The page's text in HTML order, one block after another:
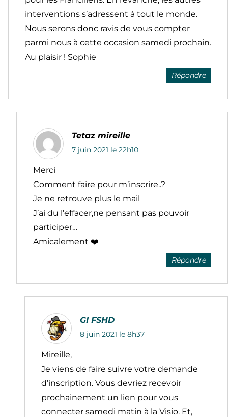
interventions s’adressent à tout le monde.
Nous serons donc ravis de vous compter
parmi nous à cette occasion samedi prochain.
Au plaisir ! Sophie
Répondre
Tetaz mireille
7 juin 2021 le 22h10
Merci
Comment faire pour m’inscrire..?
Je ne retrouve plus le mail
J’ai du l’effacer,ne pensant pas pouvoir
participer…
Amicalement ❤️
Répondre
GI FSHD
8 juin 2021 le 8h37
Mireille,
Je viens de faire suivre votre demande
d’inscription. Vous devriez recevoir
prochainement un lien pour vous
connecter samedi matin à la Visio. Et,